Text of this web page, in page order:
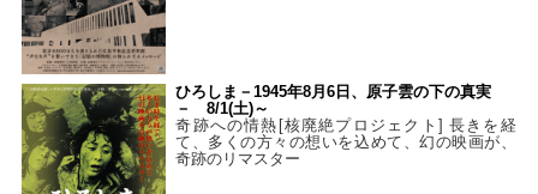
ひろしま－1945年8月6日、原子雲の下の真実
－ 8/1(土)～
奇跡への情熱[核廃絶プロジェクト] 長きを経
て、多くの方々の想いを込めて、幻の映画が、
奇跡のリマスター